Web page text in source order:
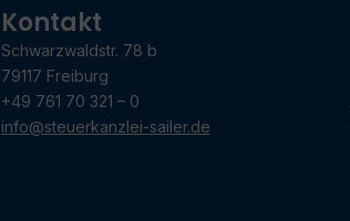
Kontakt
Schwarzwaldstr. 78 b
79117 Freiburg
+49 761 70 321 – 0
info@steuerkanzlei-sailer.de